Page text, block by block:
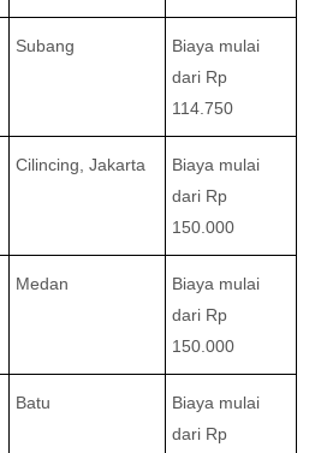
Subang
Biaya mulai
dari Rp
114.750
Cilincing, Jakarta
Biaya mulai
dari Rp
150.000
Medan
Biaya mulai
dari Rp
150.000
Batu
Biaya mulai
dari Rp